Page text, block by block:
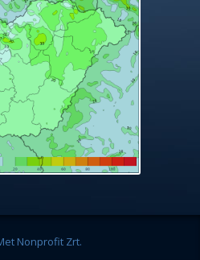
Nonprofit Zrt.